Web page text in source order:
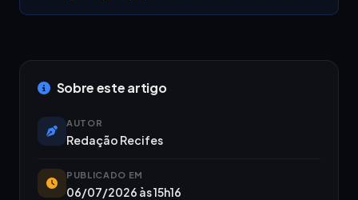
Sobre este artigo
AUTOR
Redação Recifes
PUBLICADO EM
06/07/2026 às 15h16